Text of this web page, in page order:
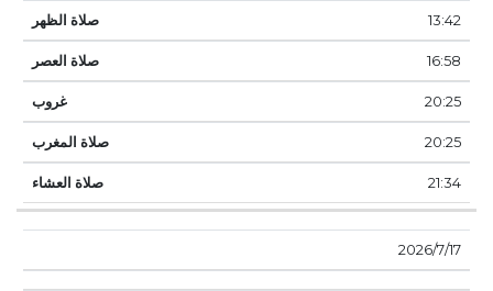
13:42
16:58
20:25
20:25
21:34
17‏‏/7‏‏/2026